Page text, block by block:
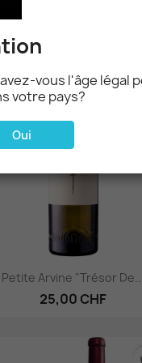
 Aperçu rapide
Petite Arvine "Trésor
25,00 CHF
vous l'âge légal
votre pays?
Oui